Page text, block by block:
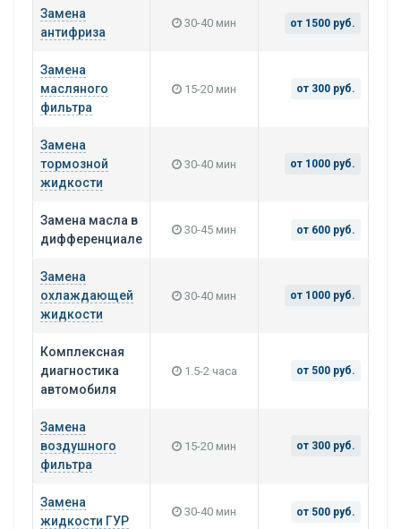
Замена
антифриза
30-40 мин от 1500 руб.
Замена
масляного
фильтра
15-20 мин от 300 руб.
Замена
тормозной
жидкости
30-40 мин от 1000 руб.
Замена масла в
дифференциале
30-45 мин от 600 руб.
Замена
охлаждающей
жидкости
30-40 мин от 1000 руб.
Комплексная
диагностика
автомобиля
1.5-2 часа от 500 руб.
Замена
воздушного
фильтра
15-20 мин от 300 руб.
Замена
жидкости ГУР
30-40 мин от 500 руб.